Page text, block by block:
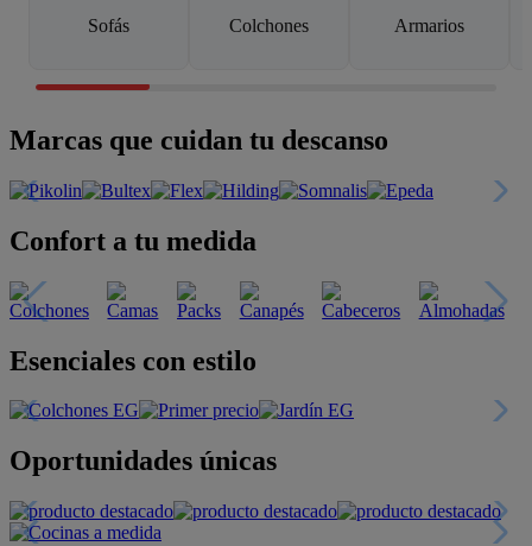
Sofás Colchones Armarios
Marcas que cuidan tu descanso
Confort a tu medida
Esenciales con estilo
Oportunidades únicas